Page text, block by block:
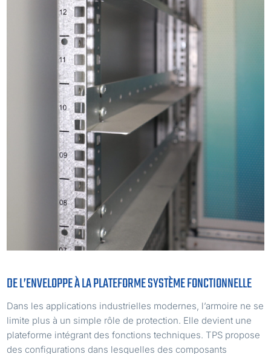
DE L’ENVELOPPE À LA PLATEFORME SYSTÈME FONCTIONNELLE
Dans les applications industrielles modernes, l’armoire ne se
limite plus à un simple rôle de protection. Elle devient une
plateforme intégrant des fonctions techniques. TPS propose
des configurations dans lesquelles des composants